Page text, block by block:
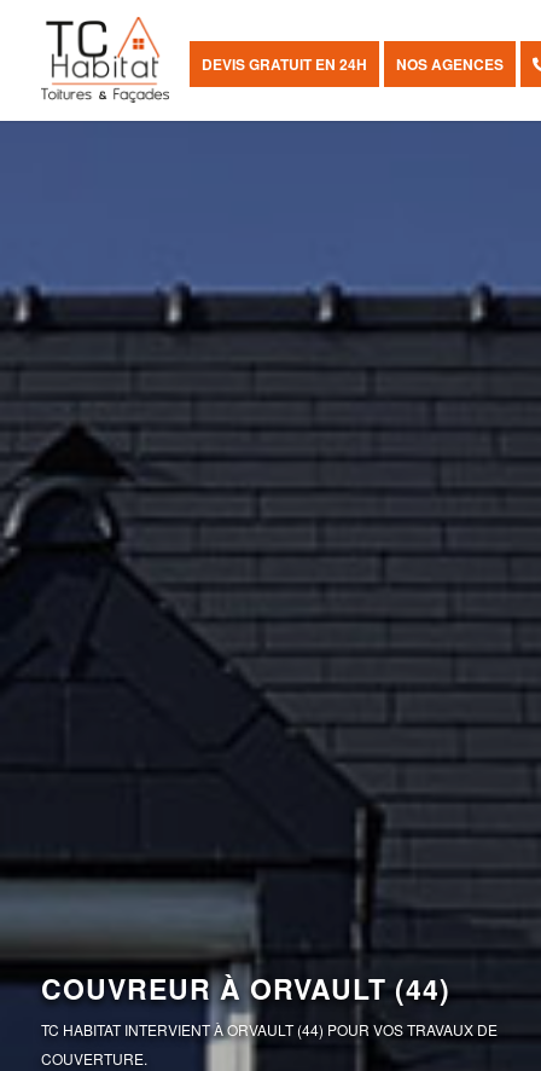
DEVIS GRATUIT EN 24H NOS AGENCES
COUVREUR À ORVAULT (44)
TC HABITAT INTERVIENT À ORVAULT (44) POUR VOS TRAVAUX DE
COUVERTURE.